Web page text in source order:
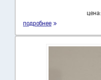
цена:
подробнее